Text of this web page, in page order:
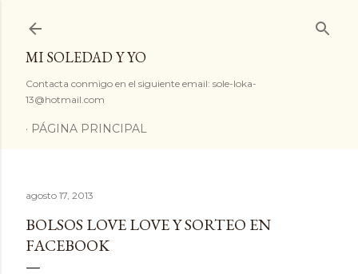
MI SOLEDAD Y YO
Contacta conmigo en el siguiente email: sole-loka-
13@hotmail.com
PÁGINA PRINCIPAL
agosto 17, 2013
BOLSOS LOVE LOVE Y SORTEO EN
FACEBOOK